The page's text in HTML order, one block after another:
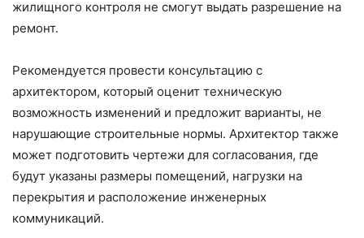
жилищного контроля не смогут выдать разрешение на
ремонт.
Рекомендуется провести консультацию с
архитектором, который оценит техническую
возможность изменений и предложит варианты, не
нарушающие строительные нормы. Архитектор также
может подготовить чертежи для согласования, где
будут указаны размеры помещений, нагрузки на
перекрытия и расположение инженерных
коммуникаций.